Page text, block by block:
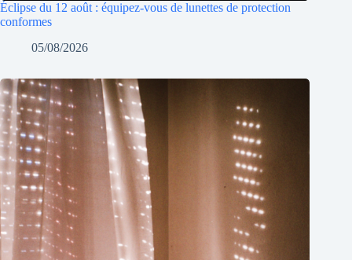
Éclipse du 12 août : équipez-vous de lunettes de protection
conformes
05/08/2026